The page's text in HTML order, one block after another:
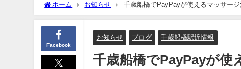
ホーム お知らせ 千歳船橋でPayPayが使えるマッサー
Facebook
お知らせ ブログ 千歳船橋駅近情報
千歳船橋でPayPayが使